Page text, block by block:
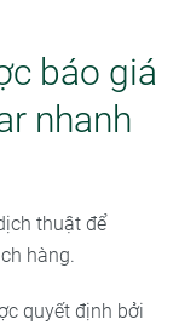
báo giá
nhanh
thuật để
hàng.
quyết định bởi